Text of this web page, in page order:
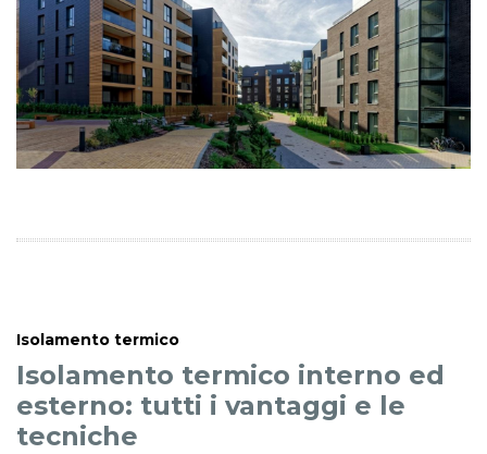
Isolamento termico
Isolamento termico interno ed
esterno: tutti i vantaggi e le
tecniche